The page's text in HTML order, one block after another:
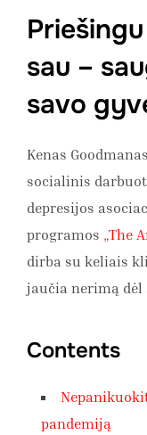
sau –
savo
Kenas
socialinis
depresijos
programos „The
dirba su keliais
jaučia nerimą dėl
Contents
pandemiją